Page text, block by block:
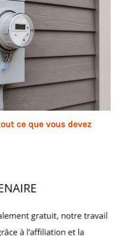
ce que vous devez